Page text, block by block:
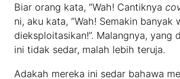
Biar orang kata, “Wah! Cantiknya
ni, aku kata, “Wah! Semakin banyak
dieksploitasikan!”. Malangnya, yang
ini tidak sedar, malah lebih teruja.
Adakah mereka ini sedar bahawa